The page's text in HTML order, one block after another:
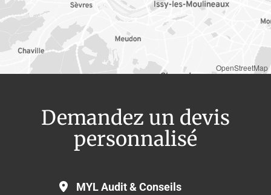
OpenStreetMap
Demandez un devis
personnalisé
MYL Audit & Conseils